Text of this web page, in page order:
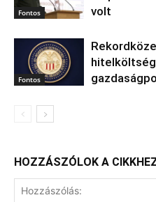
Fontos
volt
Fontos
HOZZÁSZÓLOK A